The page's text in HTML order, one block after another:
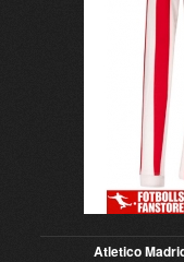
Atletico